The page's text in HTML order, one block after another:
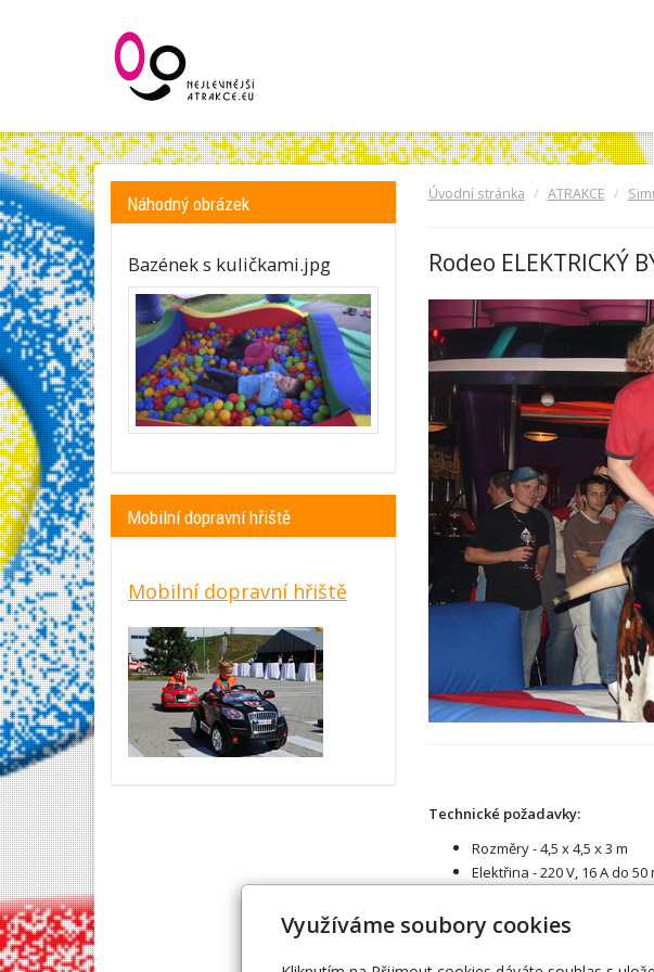
Úvodní stránka ATRAKCE
Rodeo ELEKTRICKÝ
Technické požadavky:
Rozměry - 4,5 x 4,5 x 3 m
Elektřina - 220 V, 16 A do 50
Náhodný obrázek
Bazének s kuličkami.jpg
Mobilní dopravní hřiště
Mobilní dopravní hřiště
Využíváme soubory cookies